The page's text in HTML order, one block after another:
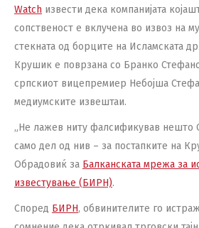
Watch извести дека компанијата
сопственост е вклучена во извоз на
стекната од борците на Исламската
Крушик е поврзана со Бранко
српскиот вицепремиер Небојша
медиумските извештаи.
„Не лажев ниту фалсификував нешто
само дел од нив – за постапките на
Обрадовиќ за Балканската мрежа за
известување (БИРН).
Според БИРН, обвинителите го